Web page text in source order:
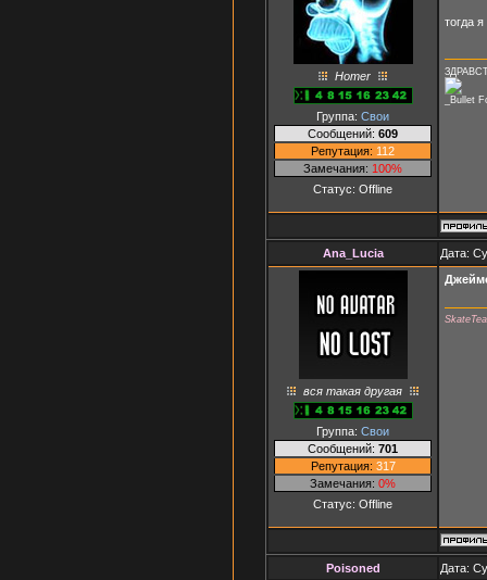
Homer
Группа: Свои
Сообщений: 609
Репутация: 112
Замечания: 100%
Статус: Offline
тогда
_Bullet
Ana_Lucia Дата:
вся такая другая
Группа: Свои
Сообщений: 701
Репутация: 317
Замечания: 0%
Статус: Offline
Poisoned Дата: